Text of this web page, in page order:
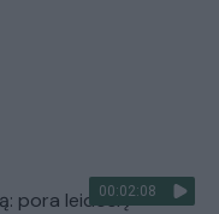
00:02:08
pora leidosi į